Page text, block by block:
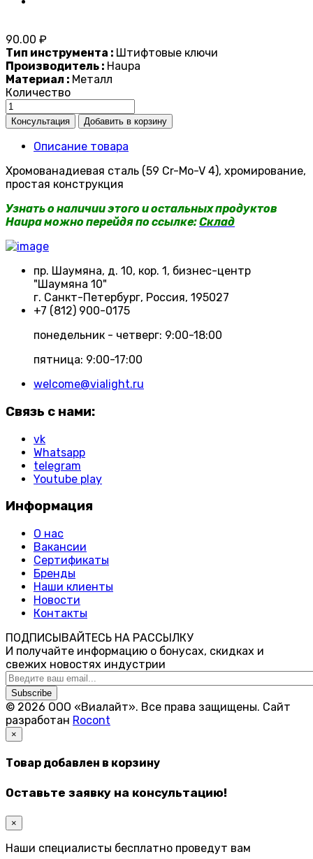
90.00 ₽
Тип инструмента : Штифтовые ключи
Производитель : Haupa
Материал : Металл
Количество
Описание товара
Хромованадиевая сталь (59 Cr-Mo-V 4), хромирование,
простая конструкция
Узнать о наличии этого и остальных продуктов
Haupa можно перейдя по ссылке:Склад
пр. Шаумяна, д. 10, кор. 1, бизнес-центр
"Шаумяна 10"
г. Санкт-Петербург, Россия, 195027
+7 (812) 900-0175
понедельник - четверг: 9:00-18:00
пятница: 9:00-17:00
welcome@vialight.ru
Связь с нами:
vk
Whatsapp
telegram
Youtube play
Информация
О нас
Вакансии
Сертификаты
Бренды
Наши клиенты
Новости
Контакты
ПОДПИСЫВАЙТЕСЬ НА РАССЫЛКУ
И получайте информацию о бонусах, скидках и
свежих новостях индустрии
Subscribe
© 2026 ООО «Виалайт». Все права защищены. Cайт
разработан Rocont
×
Товар добавлен в корзину
Оставьте заявку на консультацию!
×
Наши специалисты бесплатно проведут вам